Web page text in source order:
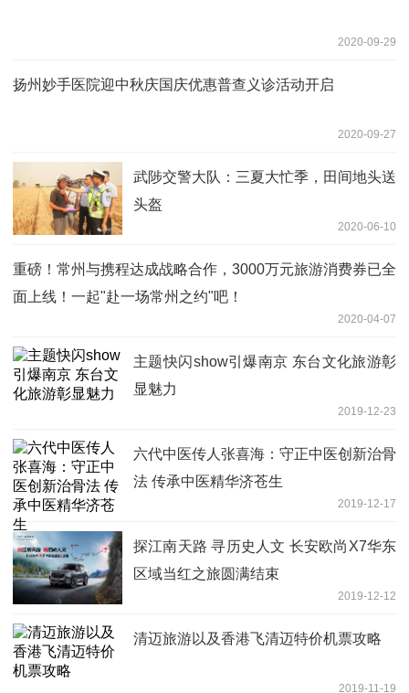
2020-09-29
扬州妙手医院迎中秋庆国庆优惠普查义诊活动开启
2020-09-27
武陟交警大队：三夏大忙季，田间地头送
头盔
2020-06-10
重磅！常州与携程达成战略合作，3000万元旅游消费券已全
面上线！一起"赴一场常州之约"吧！
2020-04-07
主题快闪show引爆南京 东台文化旅游彰
显魅力
2019-12-23
六代中医传人张喜海：守正中医创新治骨
法 传承中医精华济苍生
2019-12-17
探江南天路 寻历史人文 长安欧尚X7华东
区域当红之旅圆满结束
2019-12-12
清迈旅游以及香港飞清迈特价机票攻略
2019-11-19